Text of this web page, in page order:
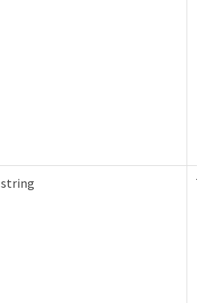
string